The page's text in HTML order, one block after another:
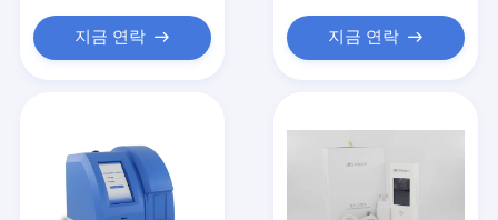
지금 연락 지금 연락